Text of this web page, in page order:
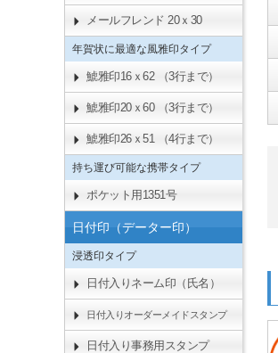
メールフレンド 20ｘ30
年賀状に最適な風雅印タイプ
鯱雅印16ｘ62 （3行まで）
鯱雅印20ｘ60 （3行まで）
鯱雅印26ｘ51 （4行まで）
持ち運び可能な携帯タイプ
ポケット用1351号
日付印（データー印）
浸透印タイプ
日付入りネーム印（氏名）
日付入りオーダーメイドスタンプ
日付入り事務用スタンプ